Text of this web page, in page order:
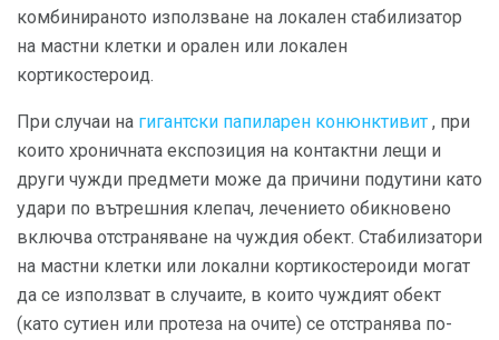
комбинираното използване на локален стабилизатор
на мастни клетки и орален или локален
кортикостероид.
При случаи на гигантски папиларен конюнктивит , при
които хроничната експозиция на контактни лещи и
други чужди предмети може да причини подутини като
удари по вътрешния клепач, лечението обикновено
включва отстраняване на чуждия обект. Стабилизатори
на мастни клетки или локални кортикостероиди могат
да се използват в случаите, в които чуждият обект
(като сутиен или протеза на очите) се отстранява по-